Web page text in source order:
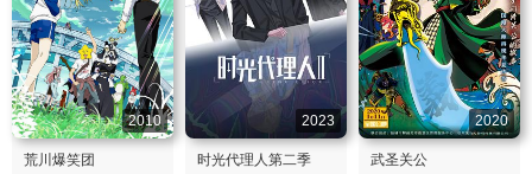
2010
荒川爆笑团
2023
时光代理人第二季
2020
武圣关公